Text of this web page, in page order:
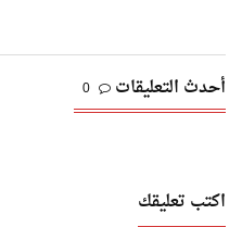
أحدث التعليقات 0
اكتب تعليقك